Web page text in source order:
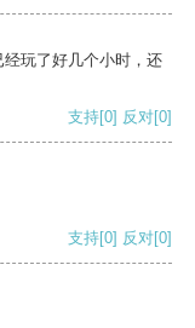
玩了好几个小时，还
支持[0] 反对[0]
支持[0] 反对[0]